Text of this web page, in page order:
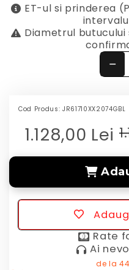
ET-ul si prinderea
Diametrul
Cod Produs: JR61710XX2074GBL
1.128,00 Lei
Rate
Ai
de la